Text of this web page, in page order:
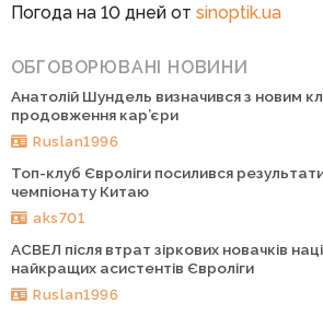
Погода на 10 дней от sinoptik.ua
ОБГОВОРЮВАНІ НОВИНИ
Анатолій Шундель визначився з новим
продовження кар’єри
Ruslan1996
Топ-клуб Євроліги посилився
чемпіонату Китаю
aks701
АСВЕЛ після втрат зіркових новачків
найкращих асистентів Євроліги
Ruslan1996